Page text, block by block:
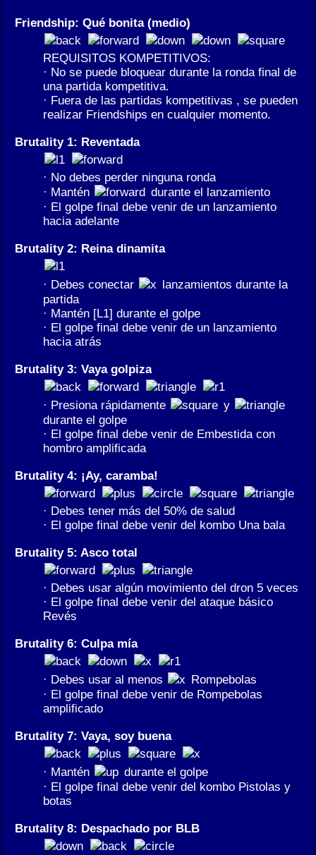
Friendship: Qué bonita (medio)
REQUISITOS KOMPETITIVOS:
· No se puede bloquear durante la ronda final de
una partida kompetitiva.
· Fuera de las partidas kompetitivas , se pueden
realizar Friendships en cualquier momento.
Brutality 1: Reventada
· No debes perder ninguna ronda
· Mantén
durante el lanzamiento
· El golpe final debe venir de un lanzamiento
hacia adelante
Brutality 2: Reina dinamita
· Debes conectar
lanzamientos durante la
partida
· Mantén [L1] durante el golpe
· El golpe final debe venir de un lanzamiento
hacia atrás
Brutality 3: Vaya golpiza
· Presiona rápidamente
y
durante el golpe
· El golpe final debe venir de Embestida con
hombro amplificada
Brutality 4: ¡Ay, caramba!
· Debes tener más del 50% de salud
· El golpe final debe venir del kombo Una bala
Brutality 5: Asco total
· Debes usar algún movimiento del dron 5 veces
· El golpe final debe venir del ataque básico
Revés
Brutality 6: Culpa mía
· Debes usar al menos
Rompebolas
· El golpe final debe venir de Rompebolas
amplificado
Brutality 7: Vaya, soy buena
· Mantén
durante el golpe
· El golpe final debe venir del kombo Pistolas y
botas
Brutality 8: Despachado por BLB